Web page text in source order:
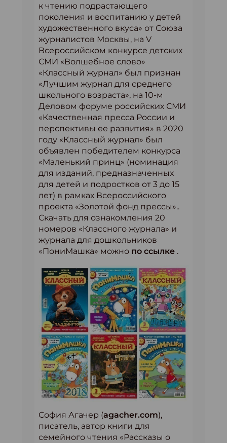
к чтению подрастающего
поколения и воспитанию у детей
художественного вкуса» от Союза
журналистов Москвы, на V
Всероссийском конкурсе детских
СМИ «Волшебное слово»
«Классный журнал» был признан
«Лучшим журнал для среднего
школьного возраста», на 10-м
Деловом форуме российских СМИ
«Качественная пресса России и
перспективы ее развития» в 2020
году «Классный журнал» был
объявлен победителем конкурса
«Маленький принц» (номинация
для изданий, предназначенных
для детей и подростков от 3 до 15
лет) в рамках Всероссийского
проекта «Золотой фонд прессы»..
Скачать для ознакомления 20
номеров «Классного журнала» и
журнала для дошкольников
«ПониМашка» можно по ссылке .
София Агачер (agacher.com),
писатель, автор книги для
семейного чтения «Рассказы о